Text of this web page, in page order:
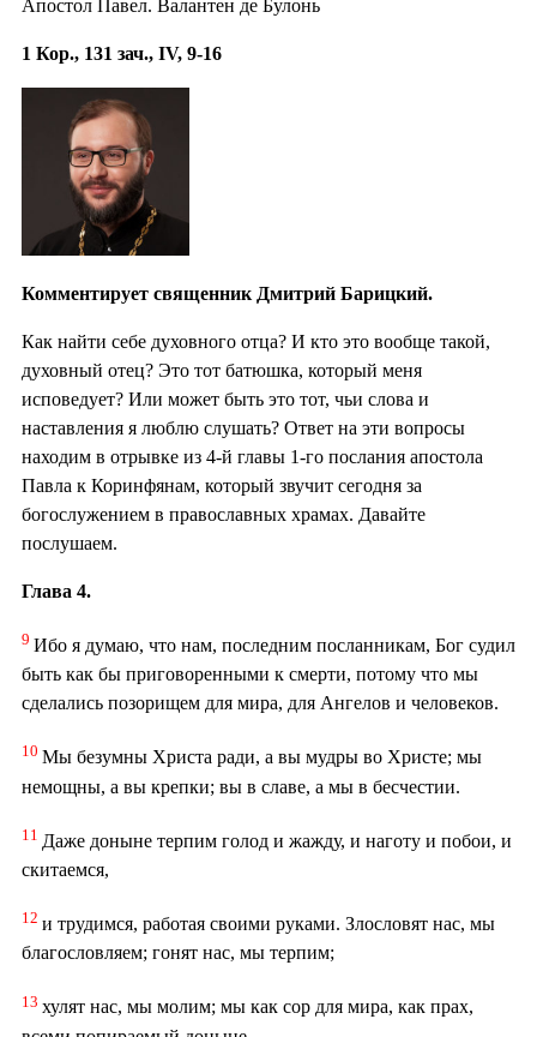
Апостол Павел. Валантен де Булонь
1 Кор., 131 зач., IV, 9-16
Комментирует священник Дмитрий Барицкий.
Как найти себе духовного отца? И кто это вообще такой,
духовный отец? Это тот батюшка, который меня
исповедует? Или может быть это тот, чьи слова и
наставления я люблю слушать? Ответ на эти вопросы
находим в отрывке из 4-й главы 1-го послания апостола
Павла к Коринфянам, который звучит сегодня за
богослужением в православных храмах. Давайте
послушаем.
Глава 4.
9 Ибо я думаю, что нам, последним посланникам, Бог судил
быть как бы приговоренными к смерти, потому что мы
сделались позорищем для мира, для Ангелов и человеков.
10 Мы безумны Христа ради, а вы мудры во Христе; мы
немощны, а вы крепки; вы в славе, а мы в бесчестии.
11 Даже доныне терпим голод и жажду, и наготу и побои, и
скитаемся,
12 и трудимся, работая своими руками. Злословят нас, мы
благословляем; гонят нас, мы терпим;
13 хулят нас, мы молим; мы как сор для мира, как прах,